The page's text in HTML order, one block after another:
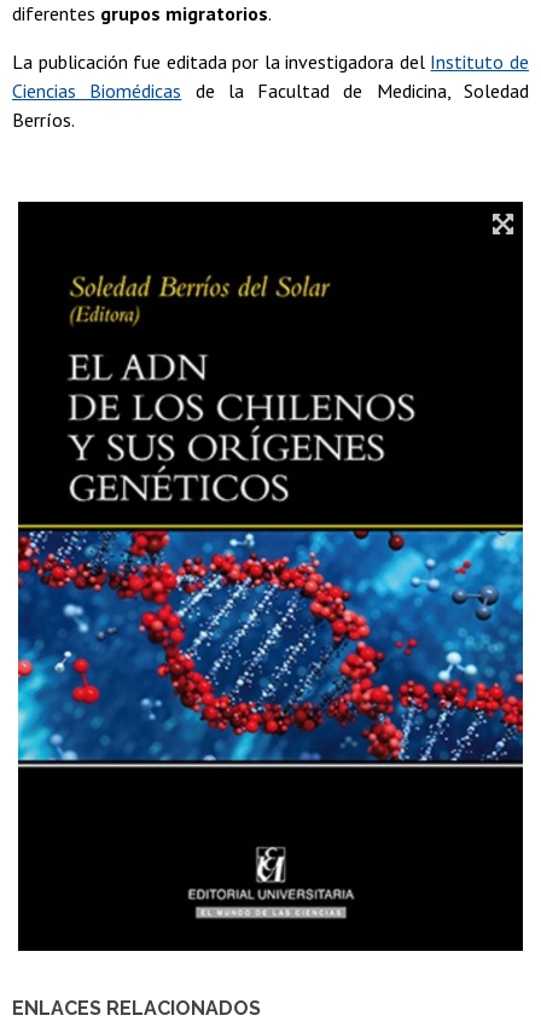
ENLACES RELACIONADOS
diferentes grupos migratorios.
La publicación fue editada por la investigadora del Instituto de
Ciencias Biomédicas de la Facultad de Medicina, Soledad
Berríos.